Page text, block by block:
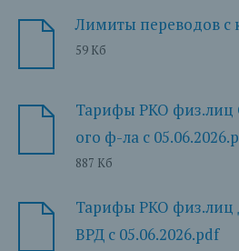
Лимиты переводов с
59 Кб
Тарифы РКО физ.лиц
ого ф-ла с
887 Кб
Тарифы РКО
ВРД с 05.06.2026.pdf